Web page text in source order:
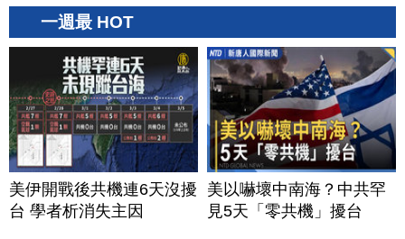
一週最 HOT
美伊開戰後共機連6天沒擾
台 學者析消失主因
美以嚇壞中南海？中共罕
見5天「零共機」擾台